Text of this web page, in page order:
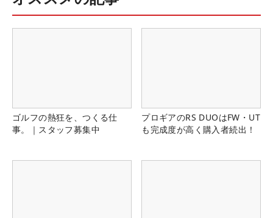
ゴルフの熱狂を、つくる仕
事。｜スタッフ募集中
プロギアのRS DUOはFW・UT
も完成度が高く購入者続出！